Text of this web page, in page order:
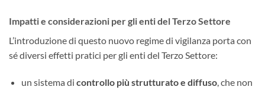
Impatti e considerazioni per gli enti del Terzo Settore
L’introduzione di questo nuovo regime di vigilanza porta con
sé diversi effetti pratici per gli enti del Terzo Settore:
un sistema di controllo più strutturato e diffuso, che non